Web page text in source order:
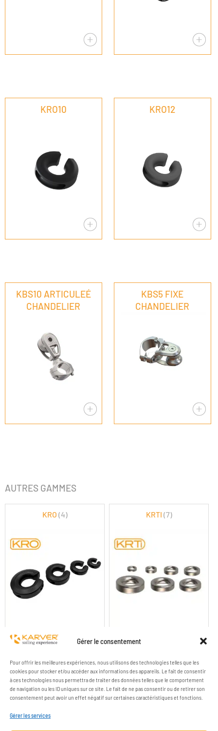
Gérer le consentement
Pour offrir les meilleures expériences, nous utilisons des technologies telles que les
cookies pour stocker et/ou accéder aux informations des appareils. Le fait de consentir
à ces technologies nous permettra de traiter des données telles que le comportement
de navigation ou les ID uniques sur ce site. Le fait de ne pas consentir ou de retirer son
consentement peut avoir un effet négatif sur certaines caractéristiques et fonctions.
Gérer les services
KRO10 KRO12
KBS10 ARTICULEÉ
CHANDELIER
KBS5 FIXE
CHANDELIER
AUTRES GAMMES
KRO ANNEAUX OUVERTS
KRO (4) KRTI (7)